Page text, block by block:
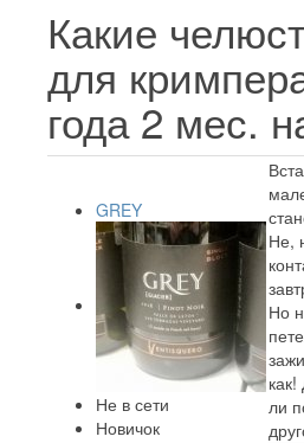
Какие
для
года 2 мес.
GREY
Не в сети
Новичок
Не,
Но
ли